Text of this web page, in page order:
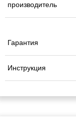
производитель
Гарантия
Инструкция